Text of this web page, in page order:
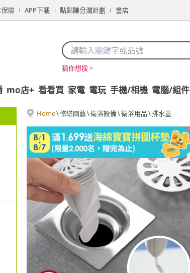
險 APP下載 點點賺分潤計劃 書店
猜你想搜 >
mo店+ 看看買 家電 電玩 手機/相機 電腦/組件
Home\修繕園藝\衛浴設備\衛浴用品\排水蓋